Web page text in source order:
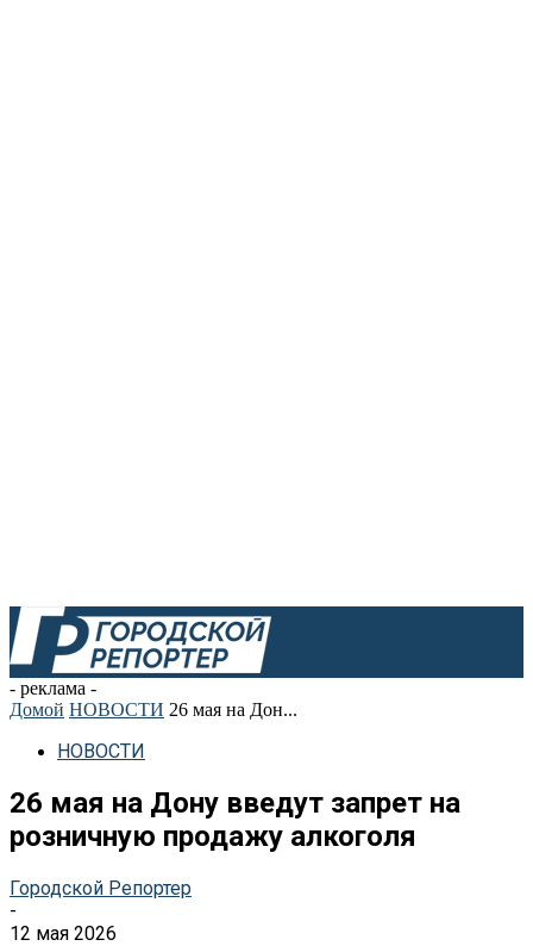
- реклама -
Домой НОВОСТИ 26 мая на Дон...
НОВОСТИ
26 мая на Дону введут запрет на
розничную продажу алкоголя
Городской Репортер
-
12 мая 2026